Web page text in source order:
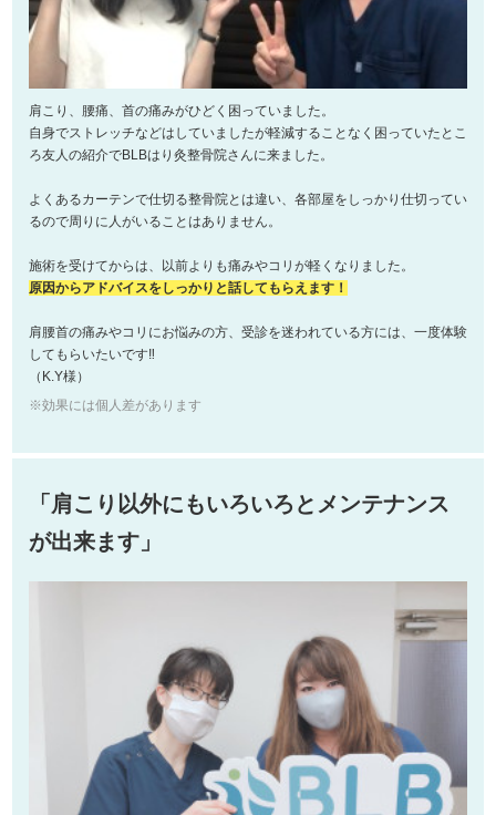
肩こり、腰痛、首の痛みがひどく困っていました。
自身でストレッチなどはしていましたが軽減することなく困っていたとこ
ろ友人の紹介でBLBはり灸整骨院さんに来ました。
よくあるカーテンで仕切る整骨院とは違い、各部屋をしっかり仕切ってい
るので周りに人がいることはありません。
施術を受けてからは、以前よりも痛みやコリが軽くなりました。
原因からアドバイスをしっかりと話してもらえます！
肩腰首の痛みやコリにお悩みの方、受診を迷われている方には、一度体験
してもらいたいです‼︎
（K.Y様）
※効果には個人差があります
「肩こり以外にもいろいろとメンテナンス
が出来ます」